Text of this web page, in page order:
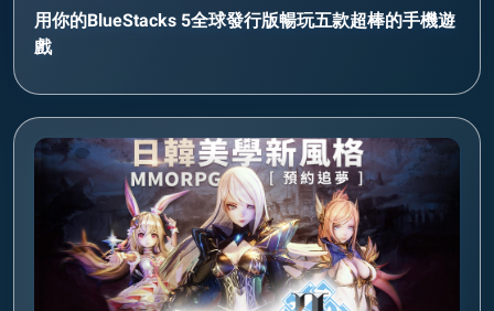
用你的BlueStacks 5全球發行版暢玩五款超棒的手機遊
戲